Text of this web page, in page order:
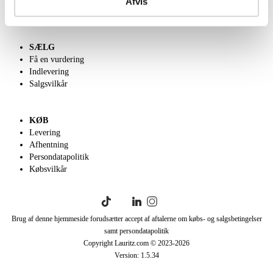
SÆLG
Få en vurdering
Indlevering
Salgsvilkår
KØB
Levering
Afhentning
Persondatapolitik
Købsvilkår
Brug af denne hjemmeside forudsætter accept af aftalerne om købs- og salgsbetingelser
samt persondatapolitik
Copyright Lauritz.com © 2023-2026
Version: 1.5.34